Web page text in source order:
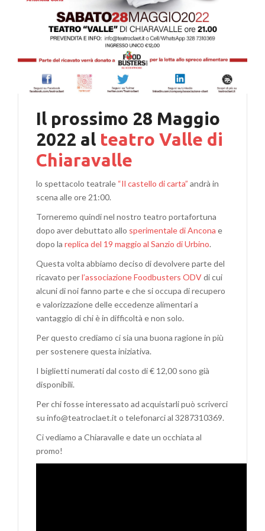
Il prossimo 28 Maggio
2022 al teatro Valle di
Chiaravalle
lo spettacolo teatrale “Il castello di carta” andrà in
scena alle ore 21:00.
Torneremo quindi nel nostro teatro portafortuna
dopo aver debuttato allo sperimentale di Ancona e
dopo la replica del 19 maggio al Sanzio di Urbino.
Questa volta abbiamo deciso di devolvere parte del
ricavato perl’associazione Foodbusters ODVdi cui
alcuni di noi fanno parte e che si occupa di recupero
e valorizzazione delle eccedenze alimentari a
vantaggio di chi è in difficoltà e non solo.
Per questo crediamo ci sia una buona ragione in più
per sostenere questa iniziativa.
I biglietti numerati dal costo di € 12,00 sono già
disponibili.
Per chi fosse interessato ad acquistarli può scriverci
su info@teatroclaet.it o telefonarci al 3287310369.
Ci vediamo a Chiaravalle e date un occhiata al
promo!